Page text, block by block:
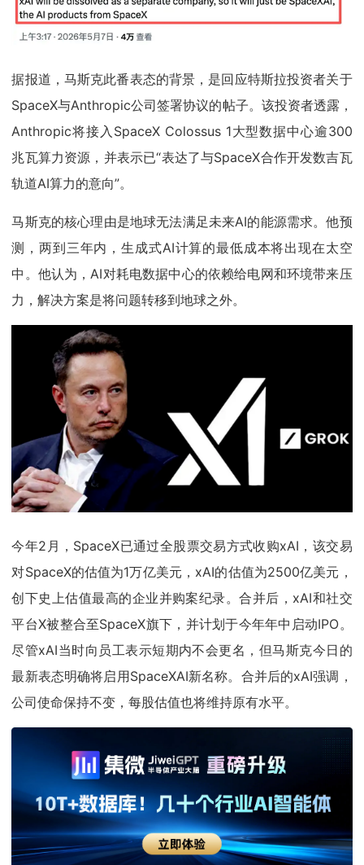
据报道，马斯克此番表态的背景，是回应特斯拉投资者关于
SpaceX与Anthropic公司签署协议的帖子。该投资者透露，
Anthropic将接入SpaceX Colossus 1大型数据中心逾300
兆瓦算力资源，并表示已“表达了与SpaceX合作开发数吉瓦
轨道AI算力的意向”。
马斯克的核心理由是地球无法满足未来AI的能源需求。他预
测，两到三年内，生成式AI计算的最低成本将出现在太空
中。他认为，AI对耗电数据中心的依赖给电网和环境带来压
力，解决方案是将问题转移到地球之外。
今年2月，SpaceX已通过全股票交易方式收购xAI，该交易
对SpaceX的估值为1万亿美元，xAI的估值为2500亿美元，
创下史上估值最高的企业并购案纪录。合并后，xAI和社交
平台X被整合至SpaceX旗下，并计划于今年年中启动IPO。
尽管xAI当时向员工表示短期内不会更名，但马斯克今日的
最新表态明确将启用SpaceXAI新名称。合并后的xAI强调，
公司使命保持不变，每股估值也将维持原有水平。